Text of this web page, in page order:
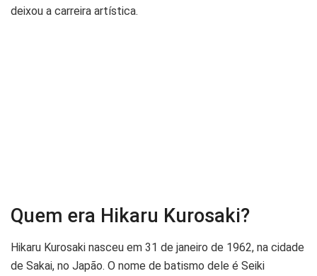
deixou a carreira artística.
Quem era Hikaru Kurosaki?
Hikaru Kurosaki nasceu em 31 de janeiro de 1962, na cidade
de Sakai, no Japão. O nome de batismo dele é Seiki